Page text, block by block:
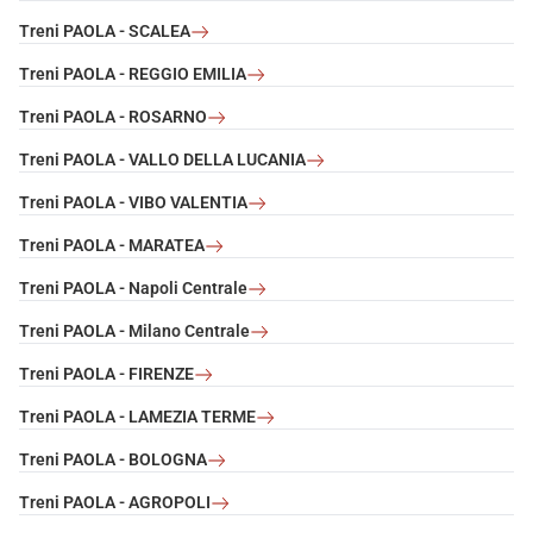
Treni PAOLA - SCALEA
Treni PAOLA - REGGIO EMILIA
Treni PAOLA - ROSARNO
Treni PAOLA - VALLO DELLA LUCANIA
Treni PAOLA - VIBO VALENTIA
Treni PAOLA - MARATEA
Treni PAOLA - Napoli Centrale
Treni PAOLA - Milano Centrale
Treni PAOLA - FIRENZE
Treni PAOLA - LAMEZIA TERME
Treni PAOLA - BOLOGNA
Treni PAOLA - AGROPOLI